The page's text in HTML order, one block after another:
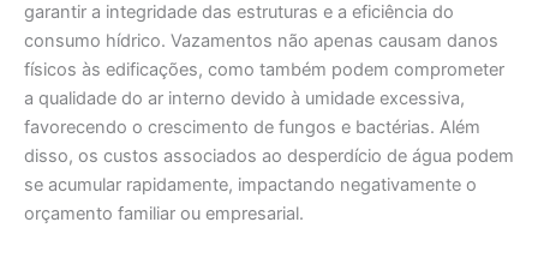
garantir a integridade das estruturas e a eficiência do
consumo hídrico. Vazamentos não apenas causam danos
físicos às edificações, como também podem comprometer
a qualidade do ar interno devido à umidade excessiva,
favorecendo o crescimento de fungos e bactérias. Além
disso, os custos associados ao desperdício de água podem
se acumular rapidamente, impactando negativamente o
orçamento familiar ou empresarial.